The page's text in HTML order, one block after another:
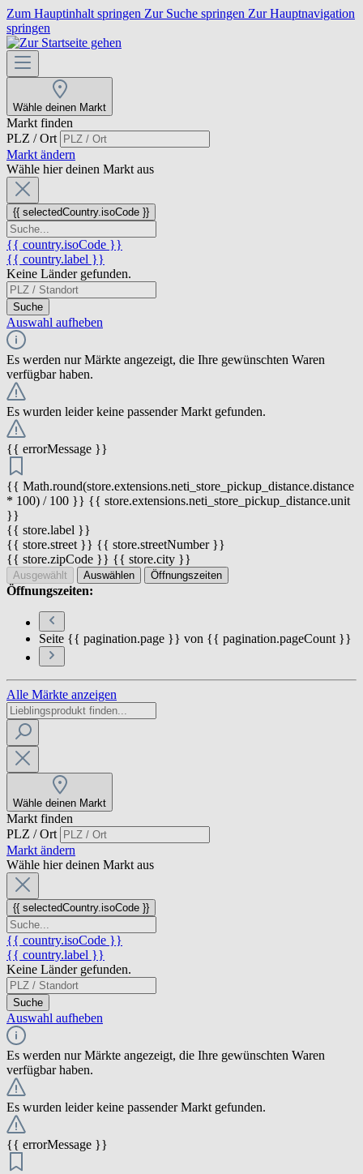
Zum Hauptinhalt springen Zur Suche springen Zur Hauptnavigation
springen
Wähle deinen Markt
Markt finden
PLZ / Ort
Markt ändern
Wähle hier deinen Markt aus
{{ selectedCountry.isoCode }}
{{ country.isoCode }}
{{ country.label }}
Keine Länder gefunden.
Suche
Auswahl aufheben
Es werden nur Märkte angezeigt, die Ihre gewünschten Waren
verfügbar haben.
Es wurden leider keine passender Markt gefunden.
{{ errorMessage }}
{{ Math.round(store.extensions.neti_store_pickup_distance.distance
* 100) / 100 }} {{ store.extensions.neti_store_pickup_distance.unit
}}
{{ store.label }}
{{ store.street }} {{ store.streetNumber }}
{{ store.zipCode }} {{ store.city }}
Ausgewählt Auswählen Öffnungszeiten
Öffnungszeiten:
Seite {{ pagination.page }} von {{ pagination.pageCount }}
Alle Märkte anzeigen
Wähle deinen Markt
Markt finden
PLZ / Ort
Markt ändern
Wähle hier deinen Markt aus
{{ selectedCountry.isoCode }}
{{ country.isoCode }}
{{ country.label }}
Keine Länder gefunden.
Suche
Auswahl aufheben
Es werden nur Märkte angezeigt, die Ihre gewünschten Waren
verfügbar haben.
Es wurden leider keine passender Markt gefunden.
{{ errorMessage }}